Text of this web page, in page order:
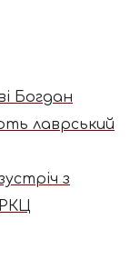
Богдан
лаврський
з